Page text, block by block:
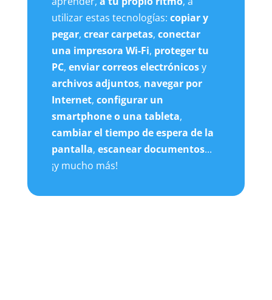
utilizar estas tecnologías: copiar y
pegar, crear carpetas, conectar
una impresora Wi-Fi, proteger tu
PC, enviar correos electrónicosy
archivos adjuntos, navegar por
Internet, configurar un
smartphone o una tableta,
cambiar el tiempo de espera de la
pantalla, escanear documentos...
¡y mucho más!